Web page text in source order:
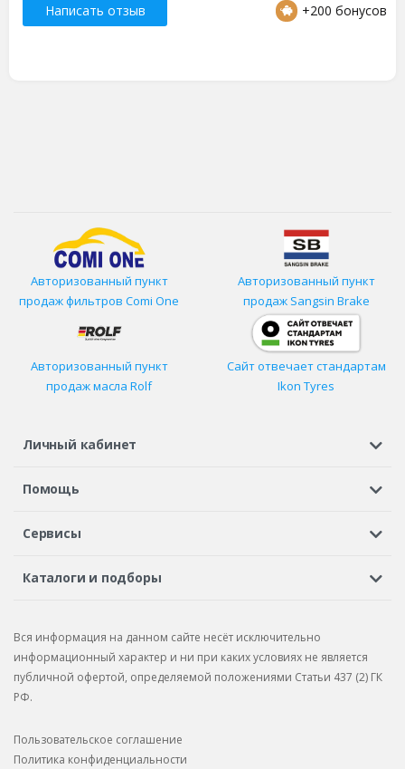
Написать отзыв +200 бонусов
Авторизованный пункт
продаж фильтров Comi One
Авторизованный пункт
продаж Sangsin Brake
Авторизованный пункт
продаж масла Rolf
Сайт отвечает стандартам
Ikon Tyres
Личный кабинет
Регистрация или вход
Помощь
Шины в кредит
Сервисы
Автосервисы
Бонусная программа
Рекламации по услугам
Каталоги и подборы
Подбор запчастей
Каталог запчастей
Вся информация на данном сайте несёт исключительно
информационный характер и ни при каких условиях не является
публичной офертой, определяемой положениями Статьи 437 (2) ГК
РФ.
Пользовательское соглашение
Политика конфиденциальности